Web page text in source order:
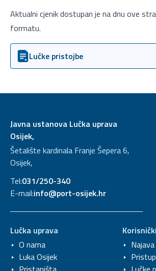
Aktualni cjenik dostupan je na dnu ove
formatu.
Lučke pristojbe
Javna ustanova Lučka uprava
Osijek,
Šetalište kardinala Franje Šepera 6,
Osijek,
Tel:031/250-340
E-mail:info@port-osijek.hr
Lučka uprava
O nama
Luka Osijek